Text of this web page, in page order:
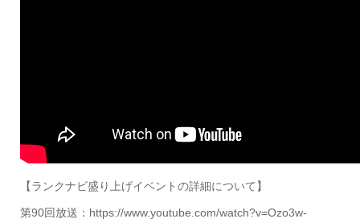
【ランクナビ盛り上げイベントの詳細について】
第90回放送：https://www.youtube.com/watch?v=Ozo3w-